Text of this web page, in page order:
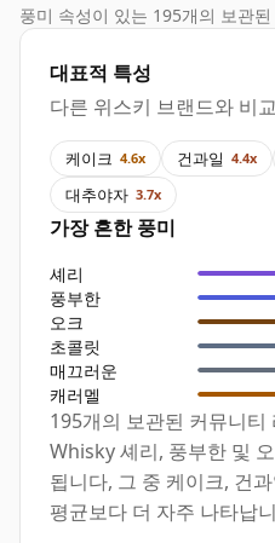
풍미 속성이 있는 195개의 보관
대표적 특성
다른 위스키 브랜드와 비교
케이크 4.6x 건과일 4.4x
대추야자 3.7x
가장 흔한 풍미
셰리
풍부한
오크
초콜릿
매끄러운
캐러멜
195개의 보관된 커뮤니
Whisky 셰리, 풍부한 및
됩니다, 그 중 케이크, 건
평균보다 더 자주 나타납